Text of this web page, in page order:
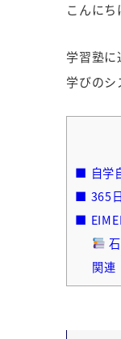
こんにち
学習塾
学びのシ
■ 自学
■ 365
■
関連